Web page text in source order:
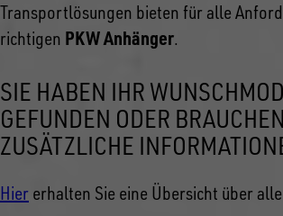
Transportlösungen bieten für alle
richtigen PKW Anhänger.
SIE HABEN IHR
GEFUNDEN ODER BRAUCHEN
ZUSÄTZLICHE
Hier erhalten Sie eine Übersicht über